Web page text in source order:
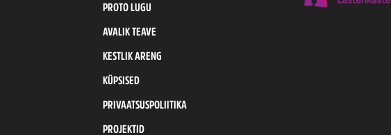
PROTO LUGU
AVALIK TEAVE
KESTLIK ARENG
KÜPSISED
PRIVAATSUSPOLIITIKA
PROJEKTID